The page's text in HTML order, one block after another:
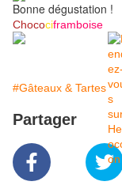
Bonne dégustation !
Chocociframboise
#Gâteaux & Tartes
Partager